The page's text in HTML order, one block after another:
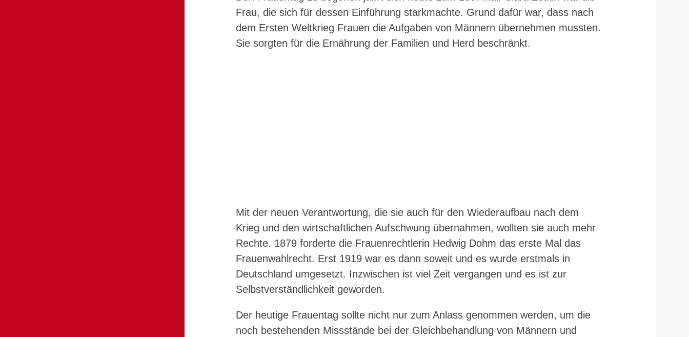
Frau, die sich für dessen Einführung starkmachte. Grund dafür war, dass nach
dem Ersten Weltkrieg Frauen die Aufgaben von Männern übernehmen mussten.
Sie sorgten für die Ernährung der Familien und Herd beschränkt.
Mit der neuen Verantwortung, die sie auch für den Wiederaufbau nach dem
Krieg und den wirtschaftlichen Aufschwung übernahmen, wollten sie auch mehr
Rechte. 1879 forderte die Frauenrechtlerin Hedwig Dohm das erste Mal das
Frauenwahlrecht. Erst 1919 war es dann soweit und es wurde erstmals in
Deutschland umgesetzt. Inzwischen ist viel Zeit vergangen und es ist zur
Selbstverständlichkeit geworden.
Der heutige Frauentag sollte nicht nur zum Anlass genommen werden, um die
noch bestehenden Missstände bei der Gleichbehandlung von Männern und